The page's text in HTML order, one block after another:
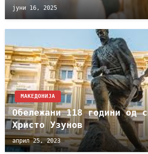
јуни 16, 2025
МАКЕДОНИЈА
Обележани 118 години од
Христо Узунов
април 25, 2023